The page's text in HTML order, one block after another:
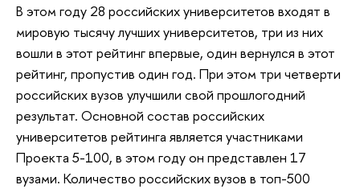
В этом году 28 российских университетов входят в
мировую тысячу лучших университетов, три из них
вошли в этот рейтинг впервые, один вернулся в этот
рейтинг, пропустив один год. При этом три четверти
российских вузов улучшили свой прошлогодний
результат. Основной состав российских
университетов рейтинга является участниками
Проекта 5-100, в этом году он представлен 17
вузами. Количество российских вузов в топ-500